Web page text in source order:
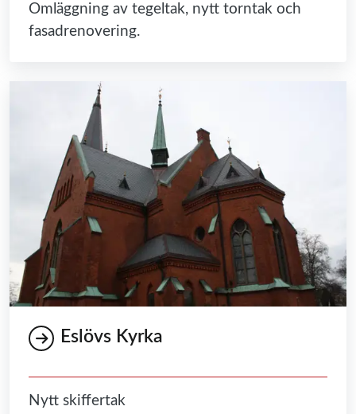
Omläggning av tegeltak, nytt torntak och
fasadrenovering.
Eslövs Kyrka
Nytt skiffertak